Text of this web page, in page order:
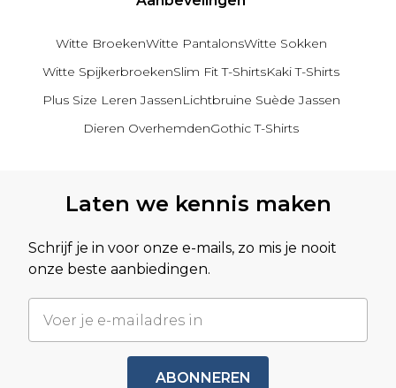
Witte BroekenWitte PantalonsWitte Sokken
Witte SpijkerbroekenSlim Fit T-ShirtsKaki T-Shirts
Plus Size Leren JassenLichtbruine Suède Jassen
Dieren OverhemdenGothic T-Shirts
Laten we kennis maken
Schrijf je in voor onze e-mails, zo mis je nooit
onze beste aanbiedingen.
ABONNEREN